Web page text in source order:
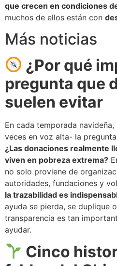
que crecen en condiciones
muchos de ellos están con
Más noticias
¿Por qué
pregunta que
suelen evitar
En cada temporada
veces en voz alta- la
¿Las donaciones realmente
viven en pobreza extrema?
no solo proviene de
autoridades, fundaciones y
la trazabilidad es
ayuda se pierda, se duplique
transparencia es tan
ayudar.
Cinco